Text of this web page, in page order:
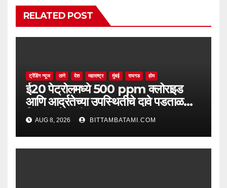
RELATED POST
ट्रेंडिंग न्यूज ठाणे देश महाराष्ट्र मुंबई रायगड होम
ई20 पेट्रोलमध्ये 500 ppm क्लोराइड
आणि आर्द्रतेच्या उपस्थितीचे दावे पडताळणीत
सिद्ध झाले नाहीत
AUG 8, 2026 BITTAMBATAMI.COM